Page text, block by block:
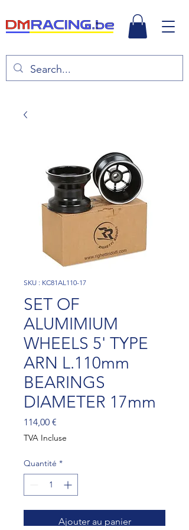
SKU : KC81AL110-17
SET OF
ALUMIMIUM
WHEELS 5' TYPE
ARN L.110mm
BEARINGS
DIAMETER 17mm
114,00 €
TVA Incluse
Quantité *
Ajouter au panier